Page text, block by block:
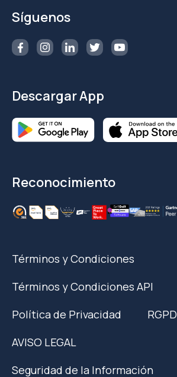
Síguenos
Descargar App
Reconocimiento
Términos y Condiciones
Términos y Condiciones API
Política de Privacidad
RGPD
AVISO LEGAL
Seguridad de la Información